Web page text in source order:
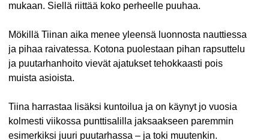
mukaan. Siellä riittää koko perheelle puuhaa.
Mökillä Tiinan aika menee yleensä luonnosta nauttiessa
ja pihaa raivatessa. Kotona puolestaan pihan rapsuttelu
ja puutarhanhoito vievät ajatukset tehokkaasti pois
muista asioista.
Tiina harrastaa lisäksi kuntoilua ja on käynyt jo vuosia
kolmesti viikossa punttisalilla jaksaakseen paremmin
esimerkiksi juuri puutarhassa – ja toki muutenkin.